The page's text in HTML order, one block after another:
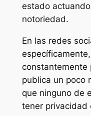
estado
notoriedad.
En las redes
específicamente,
constantemente
publica un poco
que ninguno de
tener privacidad